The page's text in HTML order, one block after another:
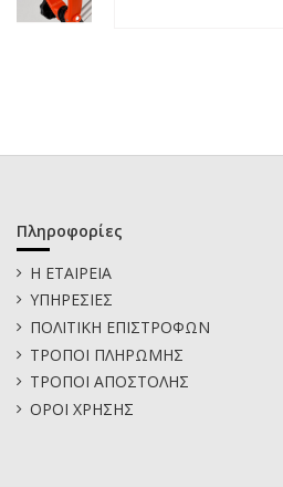
Πληροφορίες
Η ΕΤΑΙΡΕΙΑ
ΥΠΗΡΕΣΙΕΣ
ΠΟΛΙΤΙΚΗ ΕΠΙΣΤΡΟΦΩΝ
ΤΡΟΠΟΙ ΠΛΗΡΩΜΗΣ
ΤΡΟΠΟΙ ΑΠΟΣΤΟΛΗΣ
ΟΡΟΙ ΧΡΗΣΗΣ